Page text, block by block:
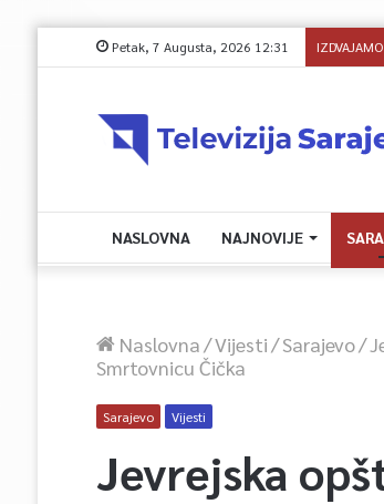
Petak, 7 Augusta, 2026 12:31 IZDVAJAMO
NASLOVNA NAJNOVIJE
Naslovna/Vijesti/Sarajevo/
Smrtovnicu Čička
Sarajevo Vijesti
Jevrejska